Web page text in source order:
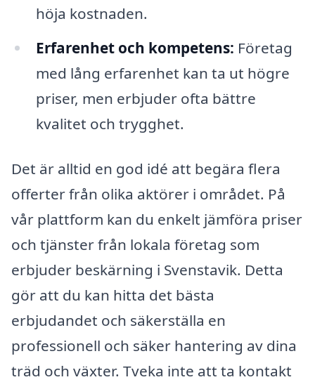
höja kostnaden.
Erfarenhet och kompetens: Företag
med lång erfarenhet kan ta ut högre
priser, men erbjuder ofta bättre
kvalitet och trygghet.
Det är alltid en god idé att begära flera
offerter från olika aktörer i området. På
vår plattform kan du enkelt jämföra priser
och tjänster från lokala företag som
erbjuder beskärning i Svenstavik. Detta
gör att du kan hitta det bästa
erbjudandet och säkerställa en
professionell och säker hantering av dina
träd och växter. Tveka inte att ta kontakt